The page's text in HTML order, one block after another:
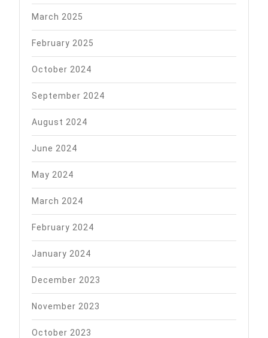
March 2025
February 2025
October 2024
September 2024
August 2024
June 2024
May 2024
March 2024
February 2024
January 2024
December 2023
November 2023
October 2023